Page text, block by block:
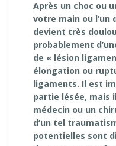
Après un choc ou
votre main ou l’un
devient très
probablement
de « lésion
élongation ou
ligaments. Il est
partie lésée, mais
médecin ou un
d’un tel
potentielles sont